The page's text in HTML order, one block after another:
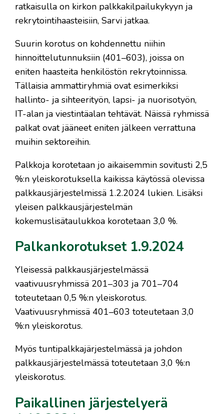
ratkaisulla on kirkon palkkakilpailukykyyn ja
rekrytointihaasteisiin, Sarvi jatkaa.
Suurin korotus on kohdennettu niihin
hinnoittelutunnuksiin (401–603), joissa on
eniten haasteita henkilöstön rekrytoinnissa.
Tällaisia ammattiryhmiä ovat esimerkiksi
hallinto- ja sihteerityön, lapsi- ja nuorisotyön,
IT-alan ja viestintäalan tehtävät. Näissä ryhmissä
palkat ovat jääneet eniten jälkeen verrattuna
muihin sektoreihin.
Palkkoja korotetaan jo aikaisemmin sovitusti 2,5
%:n yleiskorotuksella kaikissa käytössä olevissa
palkkausjärjestelmissä 1.2.2024 lukien. Lisäksi
yleisen palkkausjärjestelmän
kokemuslisätaulukkoa korotetaan 3,0 %.
Palkankorotukset 1.9.2024
Yleisessä palkkausjärjestelmässä
vaativuusryhmissä 201–303 ja 701–704
toteutetaan 0,5 %:n yleiskorotus.
Vaativuusryhmissä 401–603 toteutetaan 3,0
%:n yleiskorotus.
Myös tuntipalkkajärjestelmässä ja johdon
palkkausjärjestelmässä toteutetaan 3,0 %:n
yleiskorotus.
Paikallinen järjestelyerä